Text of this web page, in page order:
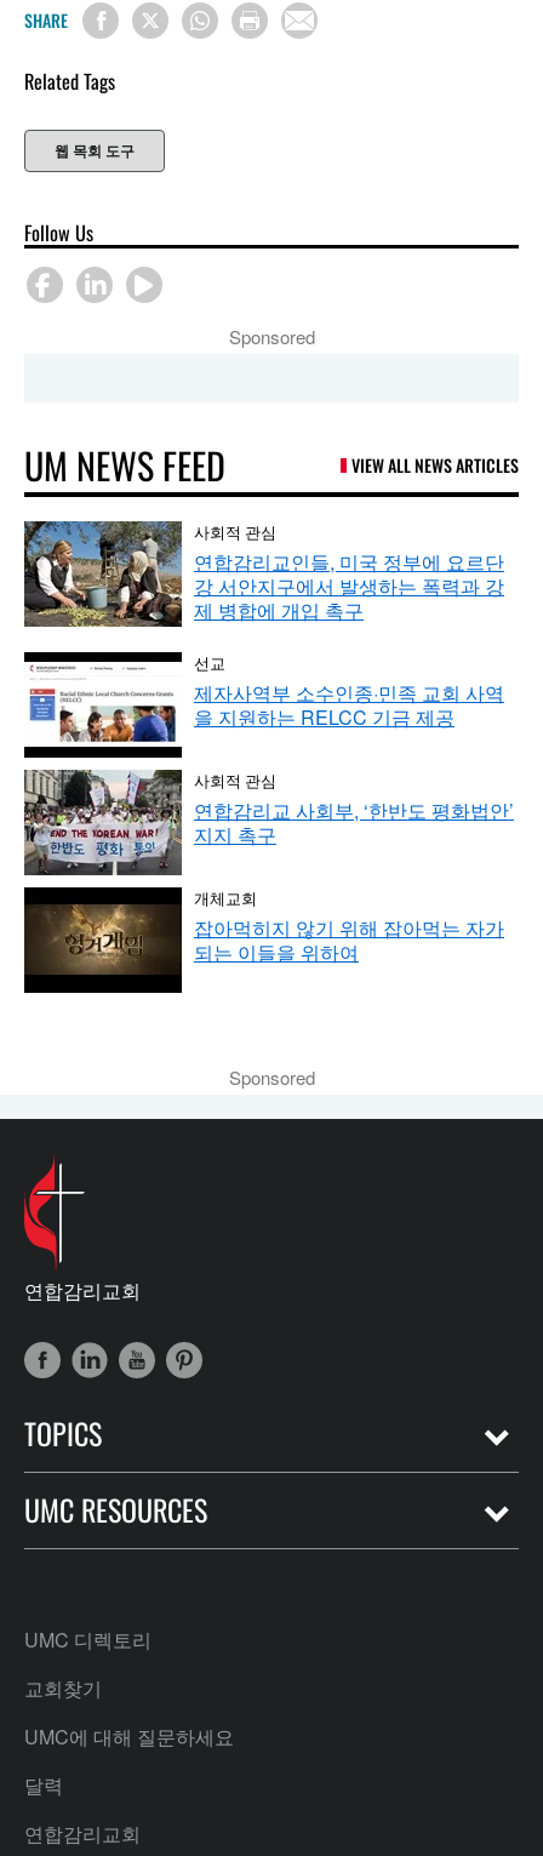
SHARE
Related Tags
웹 목회 도구
Follow Us
Sponsored
UM NEWS FEED VIEW ALL NEWS ARTICLES
사회적 관심
연합감리교인들, 미국 정부에 요르단
강 서안지구에서 발생하는 폭력과 강
제 병합에 개입 촉구
선교
제자사역부 소수인종·민족 교회 사역
을 지원하는 RELCC 기금 제공
사회적 관심
연합감리교 사회부, ‘한반도 평화법안’
지지 촉구
개체교회
잡아먹히지 않기 위해 잡아먹는 자가
되는 이들을 위하여
Sponsored
연합감리교회
TOPICS
UMC RESOURCES
UMC 디렉토리
교회찾기
UMC에 대해 질문하세요
달력
연합감리교회